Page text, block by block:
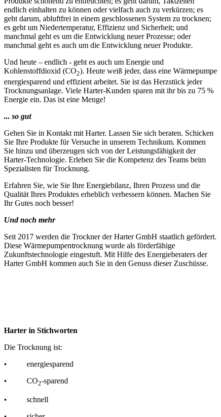
endlich einhalten zu können oder vielfach auch zu verkürzen; es
geht darum, abluftfrei in einem geschlossenen System zu trocknen;
es geht um Niedertemperatur, Effizienz und Sicherheit; und
manchmal geht es um die Entwicklung neuer Prozesse; oder
manchmal geht es auch um die Entwicklung neuer Produkte.
Und heute – endlich - geht es auch um Energie und
Kohlenstoffdioxid (CO2). Heute weiß jeder, dass eine Wärmepumpe
energiesparend und effizient arbeitet. Sie ist das Herzstück jeder
Trocknungsanlage. Viele Harter-Kunden sparen mit ihr bis zu 75 %
Energie ein. Das ist eine Menge!
... so gut
Gehen Sie in Kontakt mit Harter. Lassen Sie sich beraten. Schicken
Sie Ihre Produkte für Versuche in unserem Technikum. Kommen
Sie hinzu und überzeugen sich von der Leistungsfähigkeit der
Harter-Technologie. Erleben Sie die Kompetenz des Teams beim
Spezialisten für Trocknung.
Erfahren Sie, wie Sie Ihre Energiebilanz, Ihren Prozess und die
Qualität Ihres Produktes erheblich verbessern können. Machen Sie
Ihr Gutes noch besser!
Und noch mehr
Seit 2017 werden die Trockner der Harter GmbH staatlich gefördert.
Diese Wärmepumpentrocknung wurde als förderfähige
Zukunftstechnologie eingestuft. Mit Hilfe des Energieberaters der
Harter GmbH kommen auch Sie in den Genuss dieser Zuschüsse.
Harter in Stichworten
Die Trocknung ist:
• energiesparend
• CO2-sparend
• schnell